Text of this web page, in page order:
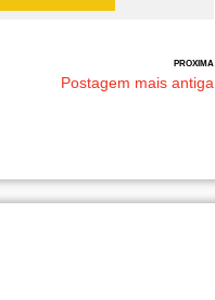
PROXIMA
Postagem mais antiga